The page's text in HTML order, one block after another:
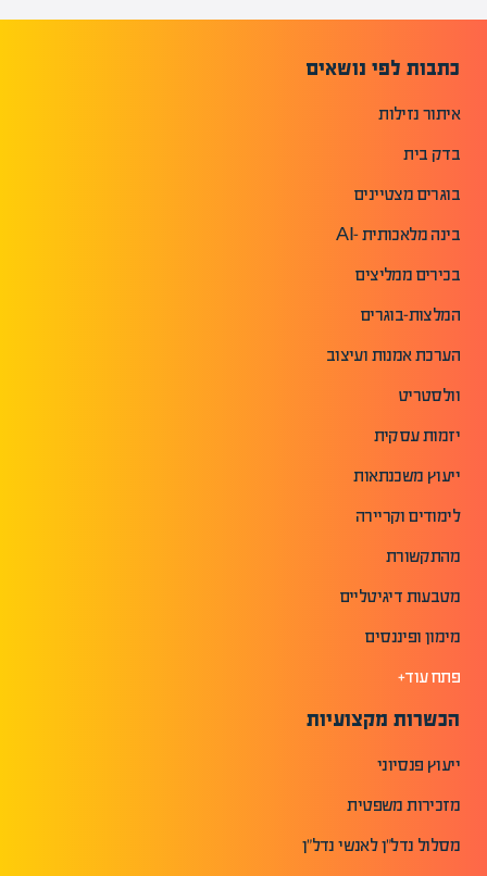
כתבות לפי נושאים
איתור נזילות
בדק בית
בוגרים מצטיינים
בינה מלאכותית -AI
בכירים ממליצים
המלצות-בוגרים
הערכת אמנות ועיצוב
וולסטריט
יזמות עסקית
ייעוץ משכנתאות
לימודים וקריירה
מהתקשורת
מטבעות דיגיטליים
מימון ופיננסים
פתח עוד+
הכשרות מקצועיות
ייעוץ פנסיוני
מזכירות משפטית
מסלול נדל"ן לאנשי נדל"ן